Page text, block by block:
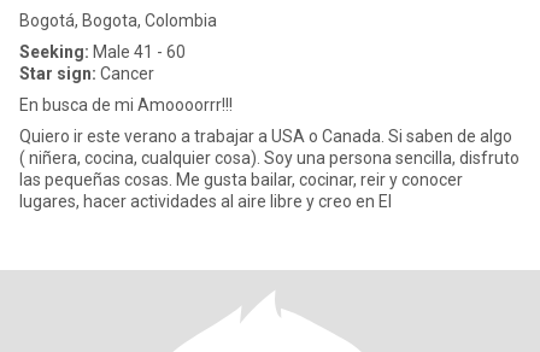
Bogotá, Bogota, Colombia
Seeking: Male 41 - 60
Star sign: Cancer
En busca de mi Amoooorrr!!!
Quiero ir este verano a trabajar a USA o Canada. Si saben de algo
( niñera, cocina, cualquier cosa). Soy una persona sencilla, disfruto
las pequeñas cosas. Me gusta bailar, cocinar, reir y conocer
lugares, hacer actividades al aire libre y creo en El